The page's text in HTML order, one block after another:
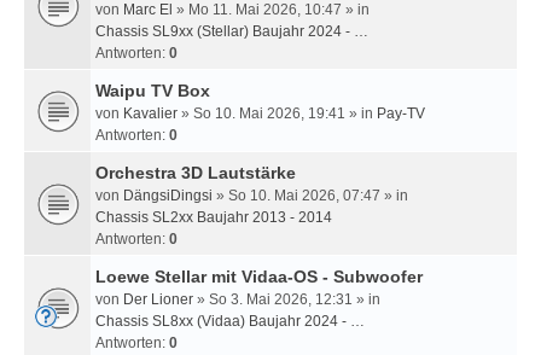
von Marc El » Mo 11. Mai 2026, 10:47 » in
Chassis SL9xx (Stellar) Baujahr 2024 - …
Antworten: 0
Waipu TV Box
von Kavalier » So 10. Mai 2026, 19:41 » in Pay-TV
Antworten: 0
Orchestra 3D Lautstärke
von DängsiDingsi » So 10. Mai 2026, 07:47 » in
Chassis SL2xx Baujahr 2013 - 2014
Antworten: 0
Loewe Stellar mit Vidaa-OS - Subwoofer
von Der Lioner » So 3. Mai 2026, 12:31 » in
Chassis SL8xx (Vidaa) Baujahr 2024 - …
Antworten: 0